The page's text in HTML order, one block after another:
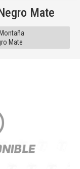
Mate
Montaña
Mate